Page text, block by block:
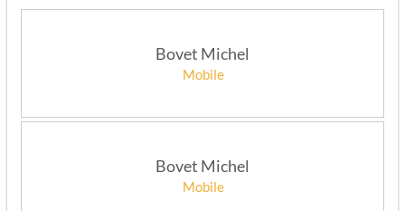
Bovet Michel
Mobile
Bovet Michel
Mobile